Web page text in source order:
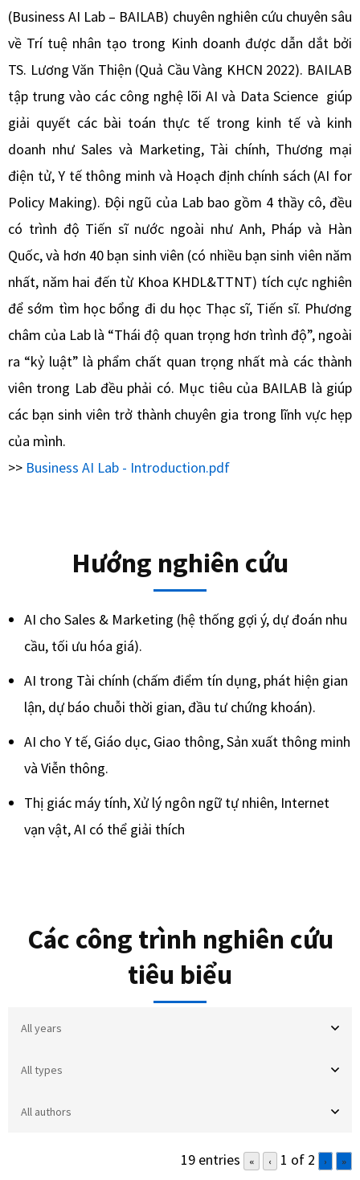
(Business AI Lab – BAILAB) chuyên nghiên cứu chuyên sâu
về Trí tuệ nhân tạo trong Kinh doanh được dẫn dắt bởi
TS. Lương Văn Thiện (Quả Cầu Vàng KHCN 2022). BAILAB
tập trung vào các công nghệ lõi AI và Data Science giúp
giải quyết các bài toán thực tế trong kinh tế và kinh
doanh như Sales và Marketing, Tài chính, Thương mại
điện tử, Y tế thông minh và Hoạch định chính sách (AI for
Policy Making). Đội ngũ của Lab bao gồm 4 thầy cô, đều
có trình độ Tiến sĩ nước ngoài như Anh, Pháp và Hàn
Quốc, và hơn 40 bạn sinh viên (có nhiều bạn sinh viên năm
nhất, năm hai đến từ Khoa KHDL&TTNT) tích cực nghiên
để sớm tìm học bổng đi du học Thạc sĩ, Tiến sĩ. Phương
châm của Lab là “Thái độ quan trọng hơn trình độ”, ngoài
ra “kỷ luật” là phẩm chất quan trọng nhất mà các thành
viên trong Lab đều phải có. Mục tiêu của BAILAB là giúp
các bạn sinh viên trở thành chuyên gia trong lĩnh vực hẹp
của mình.
>> Business AI Lab - Introduction.pdf
Hướng nghiên cứu
AI cho Sales & Marketing (hệ thống gợi ý, dự đoán nhu
cầu, tối ưu hóa giá).
AI trong Tài chính (chấm điểm tín dụng, phát hiện gian
lận, dự báo chuỗi thời gian, đầu tư chứng khoán).
AI cho Y tế, Giáo dục, Giao thông, Sản xuất thông minh
và Viễn thông.
Thị giác máy tính, Xử lý ngôn ngữ tự nhiên, Internet
vạn vật, AI có thể giải thích
Các công trình nghiên cứu
tiêu biểu​
19 entries « ‹ 1 of 2 › »